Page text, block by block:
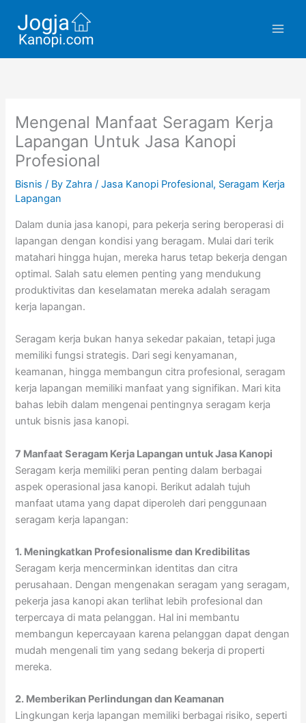
content
Mengenal Manfaat Seragam Kerja
Lapangan Untuk Jasa Kanopi
Profesional
Bisnis / By Zahra/Jasa Kanopi Profesional, Seragam Kerja
Lapangan
Dalam dunia jasa kanopi, para pekerja sering beroperasi di
lapangan dengan kondisi yang beragam. Mulai dari terik
matahari hingga hujan, mereka harus tetap bekerja dengan
optimal. Salah satu elemen penting yang mendukung
produktivitas dan keselamatan mereka adalah seragam
kerja lapangan.
Seragam kerja bukan hanya sekedar pakaian, tetapi juga
memiliki fungsi strategis. Dari segi kenyamanan,
keamanan, hingga membangun citra profesional, seragam
kerja lapangan memiliki manfaat yang signifikan. Mari kita
bahas lebih dalam mengenai pentingnya seragam kerja
untuk bisnis jasa kanopi.
7 Manfaat Seragam Kerja Lapangan untuk Jasa Kanopi
Seragam kerja memiliki peran penting dalam berbagai
aspek operasional jasa kanopi. Berikut adalah tujuh
manfaat utama yang dapat diperoleh dari penggunaan
seragam kerja lapangan:
1. Meningkatkan Profesionalisme dan Kredibilitas
Seragam kerja mencerminkan identitas dan citra
perusahaan. Dengan mengenakan seragam yang seragam,
pekerja jasa kanopi akan terlihat lebih profesional dan
terpercaya di mata pelanggan. Hal ini membantu
membangun kepercayaan karena pelanggan dapat dengan
mudah mengenali tim yang sedang bekerja di properti
mereka.
2. Memberikan Perlindungan dan Keamanan
Lingkungan kerja lapangan memiliki berbagai risiko, seperti